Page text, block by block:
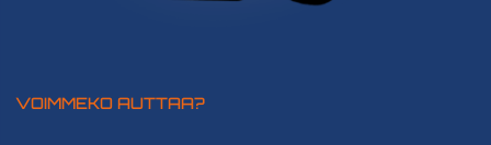
VOIMMEKO AUTTAA?